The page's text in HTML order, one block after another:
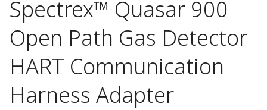
Spectrex™ Quasar 900
Open Path Gas Detector
HART Communication
Harness Adapter